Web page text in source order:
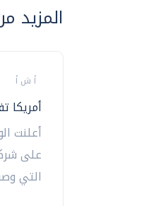
المزيد
أ ش أ
أمريكا
أعلنت
على
التي